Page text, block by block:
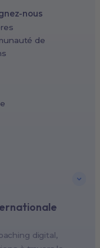
digital,
nous
de